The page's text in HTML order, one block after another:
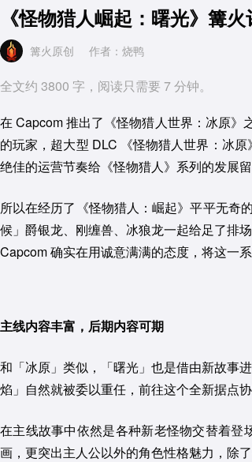
《怪物猎人崛起：曙光》篝
篝火原创 作者：烧鸭
全文约 3800 字，阅读只需要 7 分钟。
在 Capcom 推出了《怪物猎人世界：冰原
的玩家，超大型 DLC 《怪物猎人世界：冰
绝佳的运营节奏给《怪物猎人》系列的发展
所以在经历了《怪物猎人：崛起》平平无奇
候」爵银龙、刚缠兽、冰狼龙一起给足了排
Capcom 确实在用诚意满满的态度，将这一
主线内容丰富，后期内容可期
和「冰原」类似，「曙光」也是借由新故事
焰」自然就被委以重任，前往这个全新据点
在主线故事中依然是各种新老怪物交替着
画，更突出主人公以外的角色性格魅力，除